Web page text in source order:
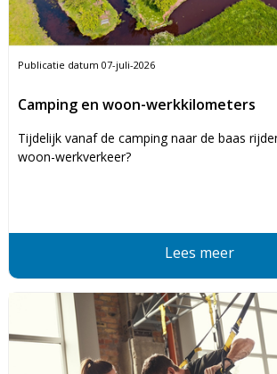
Publicatie datum 07-juli-2026
Camping en woon-werkkilometers
Tijdelijk vanaf de camping naar de baas
woon-werkverkeer?
Lees meer